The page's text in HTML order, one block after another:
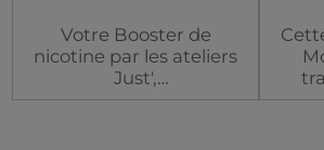
Votre Booster de
nicotine par les ateliers
Just',
en 50/50, pour nicotiner